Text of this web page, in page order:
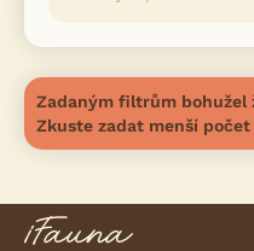
Zadaným filtrům bohužel
Zkuste zadat menší